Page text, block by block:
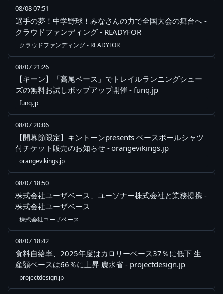
08/08 07:51
選手の夢！中学野球！みなさんの力で全国大会の舞台へ -
クラウドファンディング - READYFOR
クラウドファンディング - READYFOR
08/07 21:26
【キーン】「高尾ベース」でトレイルランニングシュー
ズの無料お試しポップアップ開催 - funq.jp
funq.jp
08/07 20:06
【開幕節限定】キントーンpresents ベースボールシャツ
付チケット販売のお知らせ - orangevikings.jp
orangevikings.jp
08/07 18:50
株式会社ユーザベース、ユーソナー株式会社と業務提携 -
株式会社ユーザベース
株式会社ユーザベース
08/07 18:42
食料自給率、2025年度はカロリーベース37％に低下 生
産額ベースは66％に上昇 農水省 - projectdesign.jp
projectdesign.jp